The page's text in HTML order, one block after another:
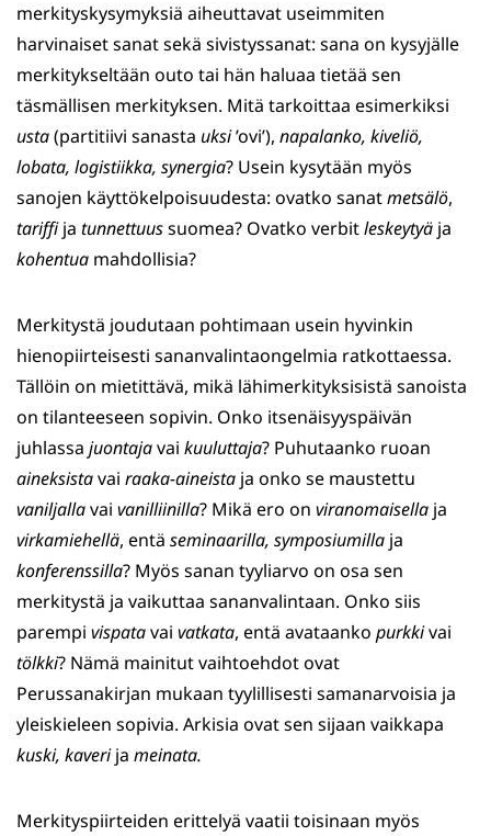
merkityskysymyksiä aiheuttavat useimmiten
harvinaiset sanat sekä sivistyssanat: sana on kysyjälle
merkitykseltään outo tai hän haluaa tietää sen
täsmällisen merkityksen. Mitä tarkoittaa esimerkiksi
usta(partitiivi sanasta uksi’ovi’), napalanko, kiveliö,
lobata, logistiikka, synergia? Usein kysytään myös
sanojen käyttökelpoisuudesta: ovatko sanatmetsälö,
tariffija tunnettuussuomea? Ovatko verbitleskeytyä ja
kohentua mahdollisia?
Merkitystä joudutaan pohtimaan usein hyvinkin
hienopiirteisesti sananvalintaongelmia ratkottaessa.
Tällöin on mietittävä, mikä lähimerkityksisistä sanoista
on tilanteeseen sopivin. Onko itsenäisyyspäivän
juhlassa juontajavai kuuluttaja? Puhutaanko ruoan
aineksistavai raaka-aineista ja onko se maustettu
vaniljallavai vanilliinilla? Mikä ero on viranomaisella ja
virkamiehellä, entä seminaarilla, symposiumilla ja
konferenssilla? Myös sanan tyyliarvo on osa sen
merkitystä ja vaikuttaa sananvalintaan. Onko siis
parempi vispatavai vatkata, entä avataanko purkkivai
tölkki? Nämä mainitut vaihtoehdot ovat
Perussanakirjan mukaan tyylillisesti samanarvoisia ja
yleiskieleen sopivia. Arkisia ovat sen sijaan vaikkapa
kuski, kaverija meinata.
Merkityspiirteiden erittelyä vaatii toisinaan myös